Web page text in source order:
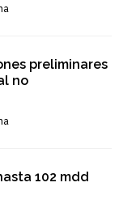
preliminares
no
102 mdd